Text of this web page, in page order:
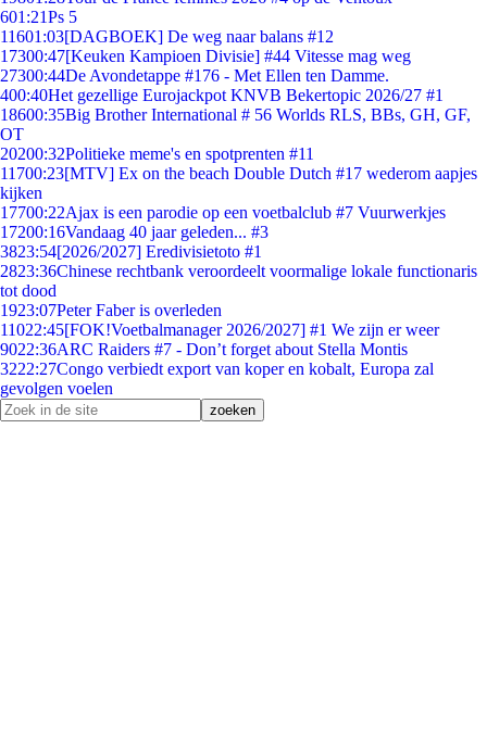
601:21Ps 5
11601:03[DAGBOEK] De weg naar balans #12
17300:47[Keuken Kampioen Divisie] #44 Vitesse mag weg
27300:44De Avondetappe #176 - Met Ellen ten Damme.
400:40Het gezellige Eurojackpot KNVB Bekertopic 2026/27 #1
18600:35Big Brother International # 56 Worlds RLS, BBs, GH, GF,
OT
20200:32Politieke meme's en spotprenten #11
11700:23[MTV] Ex on the beach Double Dutch #17 wederom aapjes
kijken
17700:22Ajax is een parodie op een voetbalclub #7 Vuurwerkjes
17200:16Vandaag 40 jaar geleden... #3
3823:54[2026/2027] Eredivisietoto #1
2823:36Chinese rechtbank veroordeelt voormalige lokale functionaris
tot dood
1923:07Peter Faber is overleden
11022:45[FOK!Voetbalmanager 2026/2027] #1 We zijn er weer
9022:36ARC Raiders #7 - Don’t forget about Stella Montis
3222:27Congo verbiedt export van koper en kobalt, Europa zal
gevolgen voelen